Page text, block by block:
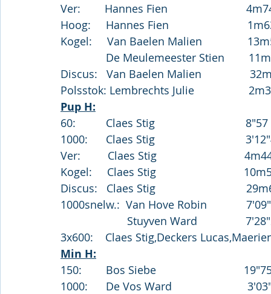
Ver:        Hannes Fien
Hoog:     Hannes Fien
Kogel:     Van Baelen Malien
De Meulemeester Stien
Discus:   Van Baelen Malien
Polsstok: Lembrechts Julie
Pup H:
60:          Claes Stig
1000:      Claes Stig
Ver:         Claes Stig
Kogel:     Claes Stig
Discus:   Claes Stig
1000snelw.:  Van Hove Robin
Stuyven Ward
3x600:    Claes Stig,Deckers
Min H:
150:        Bos Siebe
1000:      De Vos Ward